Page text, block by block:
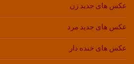
عکس های جدید زن
عکس های جدید مرد
عکس های خنده دار